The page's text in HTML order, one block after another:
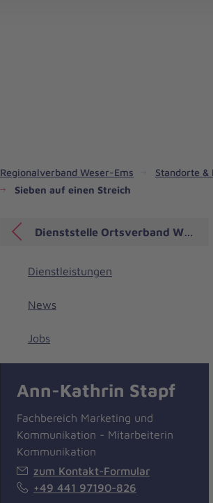
Regionalverband Weser-Ems Standorte &
Sieben auf einen Streich
Dienststelle Ortsverband
Dienstleistungen
News
Jobs
Ann-Kathrin Stapf
Fachbereich Marketing und
Kommunikation - Mitarbeiterin
Kommunikation
zum Kontakt-Formular
+49 441 97190-826